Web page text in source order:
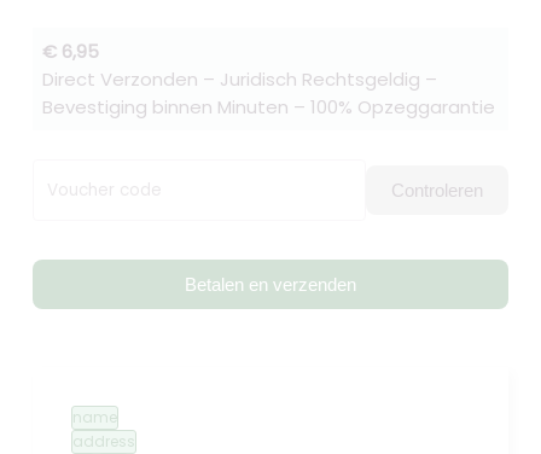
€ 6,95
Direct Verzonden – Juridisch Rechtsgeldig –
Bevestiging binnen Minuten – 100% Opzeggarantie
Voucher code Controleren
Betalen en verzenden
name
address